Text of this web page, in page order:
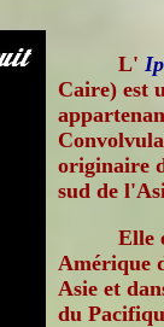
L'
Caire) est
originaire
sud de
Elle
Amérique
Asie et
du